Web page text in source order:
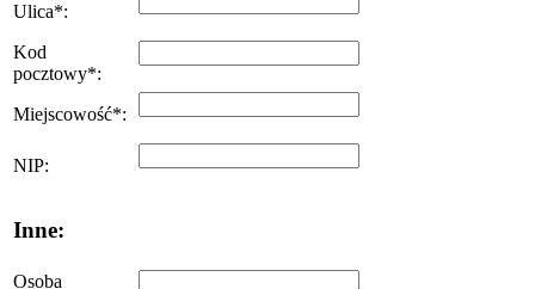
Ulica*:
Kod
pocztowy*:
Miejscowość*:
NIP:
Inne:
Osoba